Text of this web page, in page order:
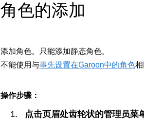
角色的添加
添加角色。只能添加静态角色。
不能使用与事先设置在Garoon中的角色相
操作步骤：
点击页眉处齿轮状的管理员菜